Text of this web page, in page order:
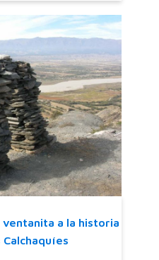
a la historia
Calchaquíes